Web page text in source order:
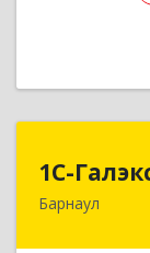
1С-
Барнаул
656015,